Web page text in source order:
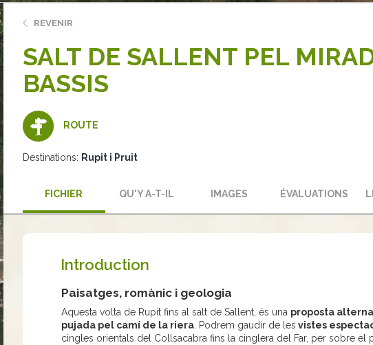
REVENIR
SALT DE SALLENT PEL
BASSIS
ROUTE
Destinations: Rupit i Pruit
FICHIER QU'Y A-T-IL IMAGES ÉVALUATIONS
Introduction
Paisatges, romànic i geologia
Aquesta volta de Rupit fins al salt de Sallent, és una proposta
pujada pel camí de la riera. Podrem gaudir de les vistes
cingles orientals del Collsacabra fins la cinglera del Far, per sobre el